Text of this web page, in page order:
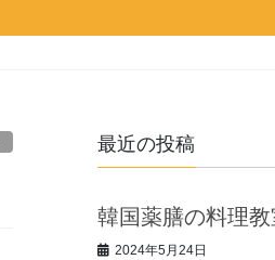
最近の投稿
韓国薬膳の料理
2024年5月24日